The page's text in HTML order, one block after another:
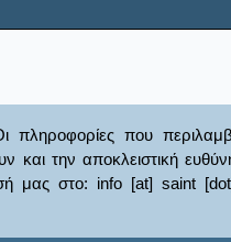
πληροφορίες που
και την αποκλειστική
μας στο: info [at] saint